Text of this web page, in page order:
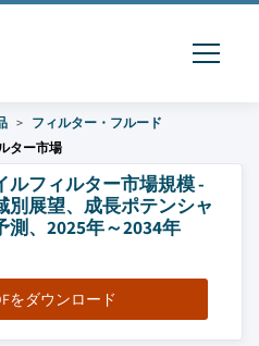
フィルター・フルード
ター市場
ルフィルター市場規模 -
展望、成長ポテンシャ
、2025年～2034年
をダウンロード